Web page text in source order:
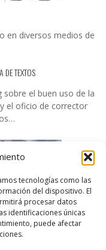
tecnologías como las
del dispositivo. El
procesar datos
identificaciones únicas
puede afectar
en diversos medios de
DE TEXTOS
sobre el buen uso de la
el oficio de corrector
realizar esos